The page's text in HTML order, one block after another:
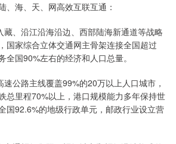
海、天、网高效互联互通：
沿江沿海沿边、西部陆海新通道等战略
国家综合立体交通网主骨架连接全国超过
全国90%左右的经济和人口总量。
路主线覆盖99%的20万以上人口城市，
总里程70%以上，港口规模能力多年保持世
国92.6%的地级行政单元，邮政行业设立营